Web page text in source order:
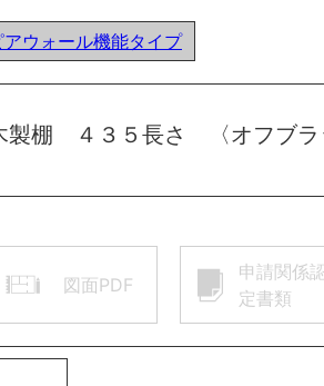
アウォール機能タイプ
棚 ４３５長さ 〈オフブラ
図面PDF
申請関係
定書類